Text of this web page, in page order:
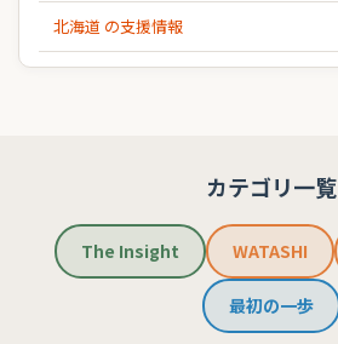
北海道 の支援情報
カテゴリ一覧
The Insight WATASHI
最初の一歩